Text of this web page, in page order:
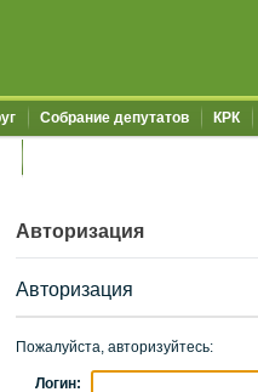
Собрание депутатов КРК
Авторизация
Авторизация
Пожалуйста, авторизуйтесь:
Логин: